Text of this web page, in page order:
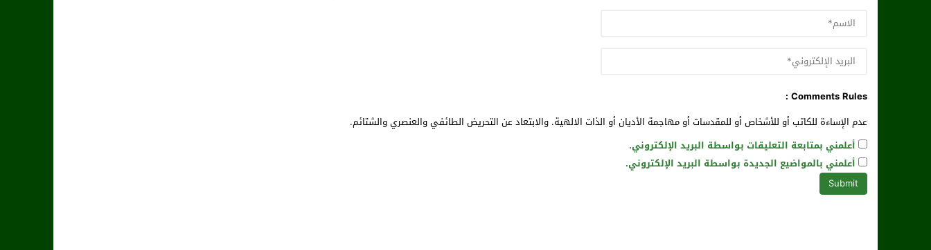
Comments Rules :
عدم الإساءة للكاتب أو للأشخاص أو للمقدسات أو مهاجمة الأديان أو الذات الالهية. والابتعاد عن التحريض الطائفي والعنصري والشتائم.
أعلمني بمتابعة التعليقات بواسطة البريد الإلكتروني.
أعلمني بالمواضيع الجديدة بواسطة البريد الإلكتروني.